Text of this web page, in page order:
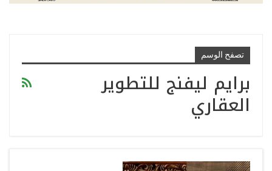
تصفح الوسم
برايم ليفنج للتطوير
العقاري